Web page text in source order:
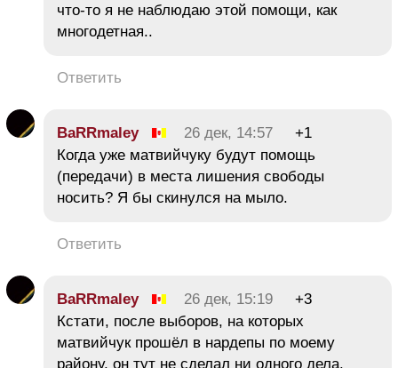
что-то я не наблюдаю этой помощи, как
многодетная..
Ответить
BaRRmaley 26 дек, 14:57
+1
Когда уже матвийчуку будут помощь
(передачи) в места лишения свободы
носить? Я бы скинулся на мыло.
Ответить
BaRRmaley 26 дек, 15:19
+3
Кстати, после выборов, на которых
матвийчук прошёл в нардепы по моему
району, он тут не сделал ни одного дела.